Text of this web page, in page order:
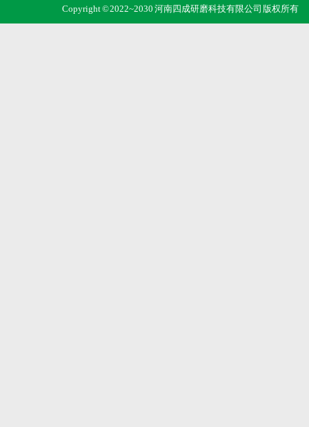
Copyright © 2022~2030 河南四成研磨科技有限公司 版权所